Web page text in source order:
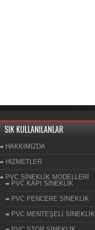
SIK KULLANILANLAR
HAKKIMIZDA
HİZMETLER
PVC SİNEKLİK MODELLERİ
PVC KAPI SİNEKLİK
PVC PENCERE SİNEKLİK
PVC MENTEŞELİ SİNEKLİK